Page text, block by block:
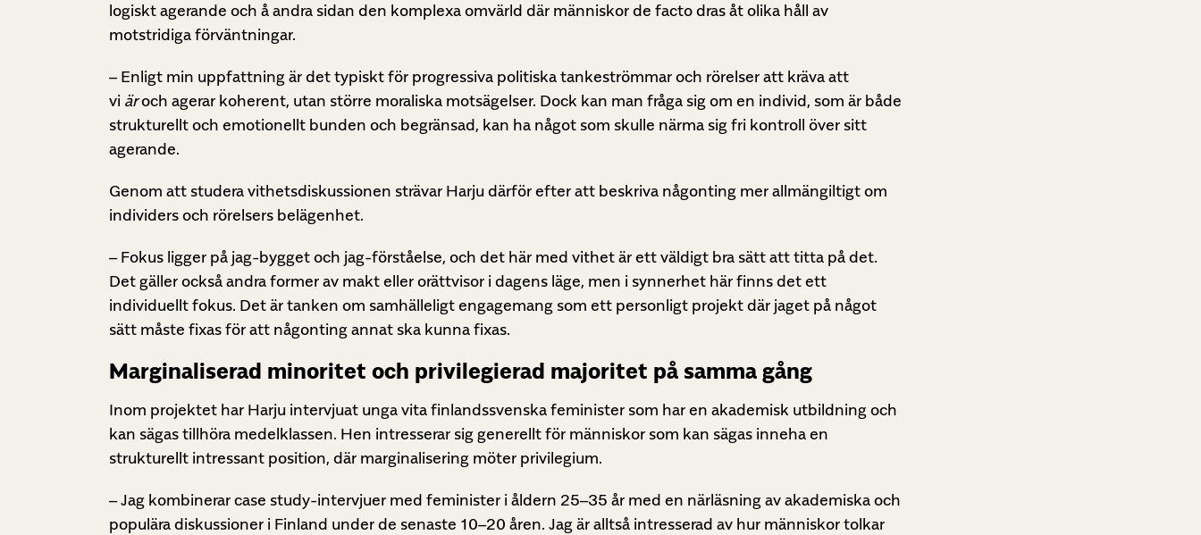
logiskt agerande och å andra sidan den komplexa omvärld där människor de facto dras åt olika håll av
motstridiga förväntningar.
– Enligt min uppfattning är det typiskt för progressiva politiska tankeströmmar och rörelser att kräva att
vi äroch agerar koherent, utan större moraliska motsägelser. Dock kan man fråga sig om en individ, som är både
strukturellt och emotionellt bunden och begränsad, kan ha något som skulle närma sig fri kontroll över sitt
agerande.
Genom att studera vithetsdiskussionen strävar Harju därför efter att beskriva någonting mer allmängiltigt om
individers och rörelsers belägenhet.
– Fokus ligger på jag-bygget och jag-förståelse, och det här med vithet är ett väldigt bra sätt att titta på det.
Det gäller också andra former av makt eller orättvisor i dagens läge, men i synnerhet här finns det ett
individuellt fokus. Det är tanken om samhälleligt engagemang som ett personligt projekt där jaget på något
sätt måste fixas för att någonting annat ska kunna fixas.
Marginaliserad minoritet och privilegierad majoritet på samma gång
Inom projektet har Harju intervjuat unga vita finlandssvenska feminister som har en akademisk utbildning och
kan sägas tillhöra medelklassen. Hen intresserar sig generellt för människor som kan sägas inneha en
strukturellt intressant position, där marginalisering möter privilegium.
– Jag kombinerar case study-intervjuer med feminister i åldern 25–35 år med en närläsning av akademiska och
populära diskussioner i Finland under de senaste 10–20 åren. Jag är alltså intresserad av hur människor tolkar